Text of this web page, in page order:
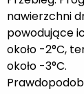
nawierzchni
powodujące
około -2°C,
około -3°C.